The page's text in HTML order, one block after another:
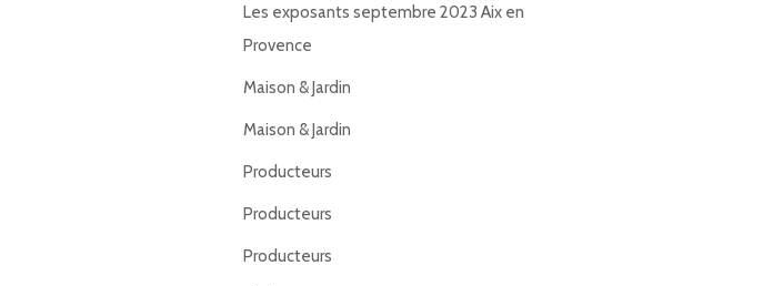
Les exposants septembre 2023 Aix en
Provence
Maison & Jardin
Maison & Jardin
Producteurs
Producteurs
Producteurs